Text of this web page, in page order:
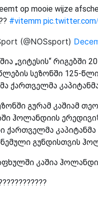
op mooie wijze
#vitemm
(@NOSsport)
„ვიტესის“
სეზონში 125-
ქართველმა
გურამ კაშიამ
ჰოლანდიის
ქართველმა კაპიტანმა
გუნდისთვის
კაშია